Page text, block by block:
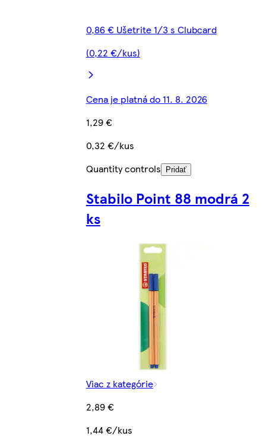
0,86 € Ušetrite 1/3 s Clubcard
(0,22 €/kus)
Cena je platná do 11. 8. 2026
1,29 €
0,32 €/kus
Quantity controls
Pridať
Stabilo Point 88 modrá 2
ks
Viac z kategórie
2,89 €
1,44 €/kus